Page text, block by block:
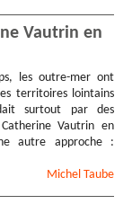
Vautrin en
les outre-mer ont
territoires lointains
surtout par des
Vautrin en
autre approche :
Michel Taube